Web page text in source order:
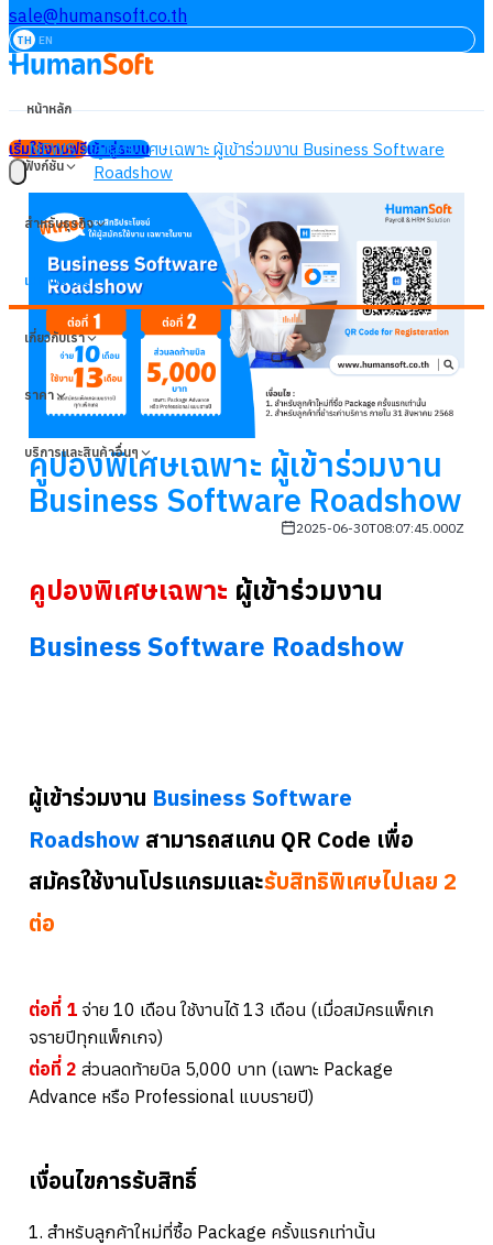
sale@humansoft.co.th
TH EN
หน้าหลัก
ฟังก์ชัน
สำหรับธุรกิจ
แหล่งเรียนรู้
เกี่ยวกับเรา
ราคา
บริการและสินค้าอื่นๆ
เริ่มใช้งานฟรีเข้าสู่ระบบ
NEWS
คูปองพิเศษเฉพาะ ผู้เข้าร่วมงาน Business Software
Roadshow
คูปองพิเศษเฉพาะ ผู้เข้าร่วมงาน
Business Software Roadshow
2025-06-30T08:07:45.000Z
คูปองพิเศษเฉพาะ ผู้เข้าร่วมงาน
Business Software Roadshow
ผู้เข้าร่วมงาน Business Software
Roadshow สามารถสแกน QR Code เพื่อ
สมัครใช้งานโปรแกรมและรับสิทธิพิเศษไปเลย 2
ต่อ
ต่อที่ 1 จ่าย 10 เดือน ใช้งานได้ 13 เดือน (เมื่อสมัครแพ็กเก
จรายปีทุกแพ็กเกจ)
ต่อที่ 2 ส่วนลดท้ายบิล 5,000 บาท (เฉพาะ Package
Advance หรือ Professional แบบรายปี)
เงื่อนไขการรับสิทธิ์
1. สำหรับลูกค้าใหม่ที่ซื้อ Package ครั้งแรกเท่านั้น